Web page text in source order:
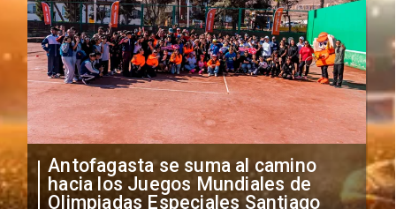
"Falta de profesionalismo": Sifup
anuncia medidas por situación
irregular de futbolistas